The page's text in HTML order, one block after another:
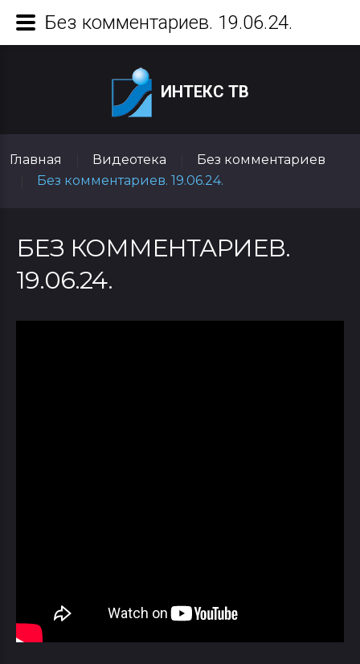
ИНТЕКС ТВ
Главная Видеотека
Без комментариев
Без комментариев. 19.06.24.
БЕЗ КОММЕНТАРИЕВ.
19.06.24.
Без комментариев. 19.06.24.